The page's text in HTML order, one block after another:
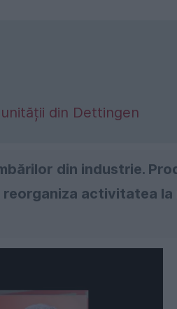
din Dettingen
din industrie.
activitatea la